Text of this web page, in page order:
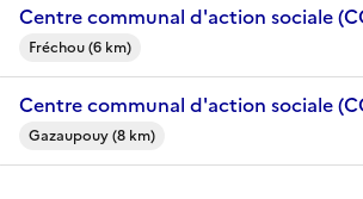
Centre communal d'action sociale
Fréchou (6 km)
Centre communal d'action sociale
Gazaupouy (8 km)